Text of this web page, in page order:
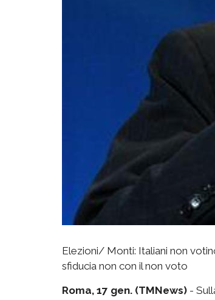
Elezioni/ Monti: Italiani non
sfiducia non con il non voto
Roma, 17 gen. (TMNews) -